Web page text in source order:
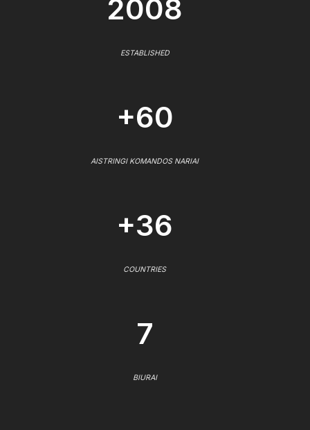
2008
ESTABLISHED
+60
AISTRINGI KOMANDOS NARIAI
+36
COUNTRIES
7
BIURAI